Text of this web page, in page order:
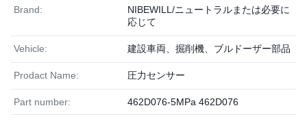
Brand:
NIBEWILL/ニュートラルまたは必要に
応じて
Vehicle: 建設車両、掘削機、ブルドーザー部品
Prodact Name: 圧力センサー
Part number: 462D076-5MPa 462D076